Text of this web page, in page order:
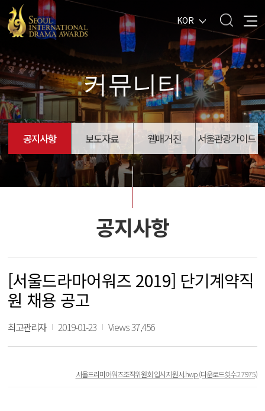
KOR
커뮤니티
공지사항 보도자료 웹매거진 서울관광가이드
공지사항
[서울드라마어워즈 2019] 단기계약직
원 채용 공고
최고관리자 2019-01-23 Views 37,456
서울드라마어워즈조직위원회 입사지원서.hwp(다운로드횟수:27975)